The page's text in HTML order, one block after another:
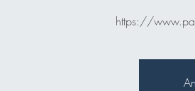
https://